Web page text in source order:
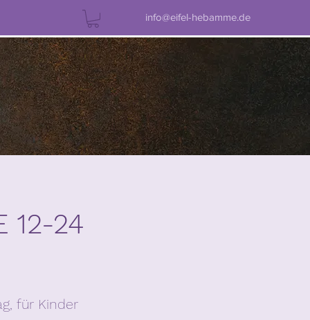
info@eifel-hebamme.de
12-24
für Kinder